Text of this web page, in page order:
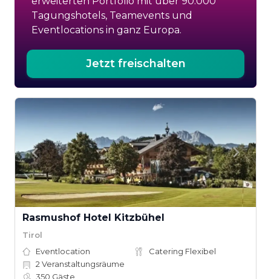
Tagungshotels, Teamevents und
Eventlocations in ganz Europa.
Jetzt freischalten
Rasmushof Hotel Kitzbühel
Tirol
Eventlocation
Catering Flexibel
2 Veranstaltungsräume
350 Gäste